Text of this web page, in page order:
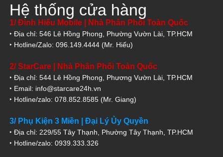
Hệ thống cửa hàng
1/ Đình Hiếu Mobile | Nhà Phân Phối Toàn Quốc
‣ Địa chỉ: 546 Lê Hồng Phong, Phường Vườn Lài, TP.HCM
‣ Hotline/Zalo: 096.149.4444 (Mr. Hiếu)
2/ StarCare | Nhà Phân Phối Toàn Quốc
‣ Địa chỉ: 544 Lê Hồng Phong, Phương Vườn Lài, TP.HCM
‣ Email: info@starcare24h.vn
‣ Hotline/zalo: 078.852.8585 (Mr. Giang)
3/ Phụ Kiện 3 Miền | Đại Lý Ủy Quyền
‣ Địa chỉ: 229/55 Tây Thạnh, Phường Tây Thạnh, TP.HCM
‣ Hotline/zalo: 0939.333.326